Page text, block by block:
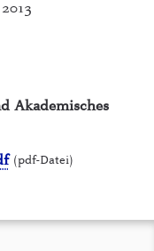
Akademisches
(pdf-Datei)